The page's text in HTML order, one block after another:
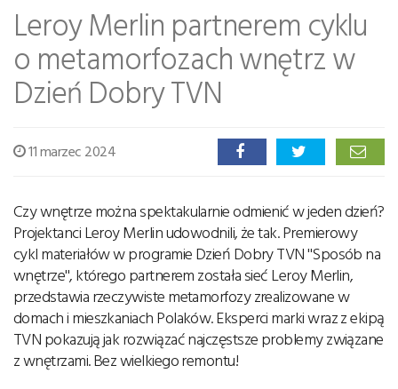
Leroy Merlin partnerem cyklu
o metamorfozach wnętrz w
Dzień Dobry TVN
11 marzec 2024
Czy wnętrze można spektakularnie odmienić w jeden dzień?
Projektanci Leroy Merlin udowodnili, że tak. Premierowy
cykl materiałów w programie Dzień Dobry TVN ''Sposób na
wnętrze'', którego partnerem została sieć Leroy Merlin,
przedstawia rzeczywiste metamorfozy zrealizowane w
domach i mieszkaniach Polaków. Eksperci marki wraz z ekipą
TVN pokazują jak rozwiązać najczęstsze problemy związane
z wnętrzami. Bez wielkiego remontu!